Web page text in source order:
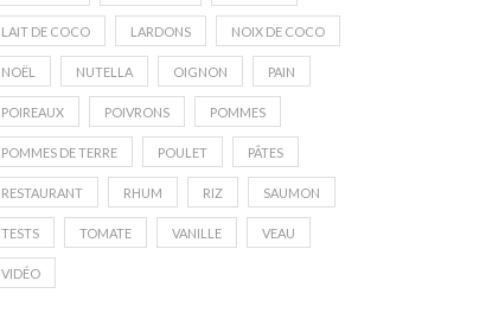
LAIT DE COCO LARDONS NOIX DE COCO
NOËL NUTELLA OIGNON PAIN
POIREAUX POIVRONS POMMES
POMMES DE TERRE POULET PÂTES
RESTAURANT RHUM RIZ SAUMON
TESTS TOMATE VANILLE VEAU
VIDÉO